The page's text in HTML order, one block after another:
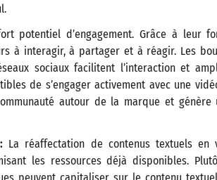
potentiel d’engagement. Grâce à leur
à interagir, à partager et à réagir. Les
sociaux facilitent l’interaction et
de s’engager activement avec une
autour de la marque et génère
La réaffectation de contenus textuels en
les ressources déjà disponibles.